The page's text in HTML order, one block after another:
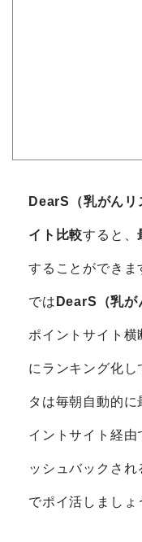
DearS（乳がんリ
イト比較すると、
することができま
では DearS（乳が
ポイントサイト
にランキング化
タは毎朝自動的
イントサイト経由
ッシュバックさ
でポイ活しましょ